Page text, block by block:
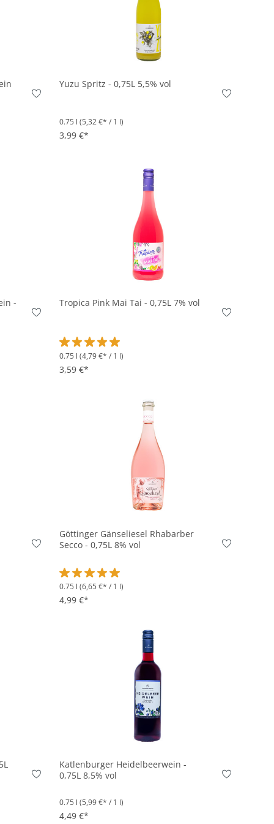
Yuzu Spritz - 0,75L 5,5% vol
0.75 l (5,32 €* / 1 l)
3,99 €*
In den Korb
-
5 von 5 Sternen
Tropica Pink Mai Tai - 0,75L 7% vol
Durchschnittliche Bewertung von 5 von 5 Sternen
0.75 l (4,79 €* / 1 l)
3,59 €*
In den Korb
5 von 5 Sternen
Göttinger Gänseliesel Rhabarber
Secco - 0,75L 8% vol
Durchschnittliche Bewertung von 5 von 5 Sternen
0.75 l (6,65 €* / 1 l)
4,99 €*
In den Korb
Katlenburger Heidelbeerwein -
0,75L 8,5% vol
0.75 l (5,99 €* / 1 l)
4,49 €*
In den Korb